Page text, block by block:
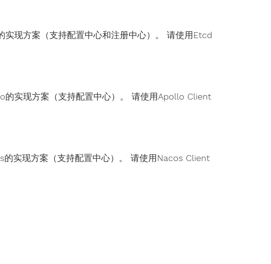
实现方案（支持配置中心和注册中心）。 请使用Etcd
的实现方案（支持配置中心）。 请使用Apollo Client
的实现方案（支持配置中心）。 请使用Nacos Client